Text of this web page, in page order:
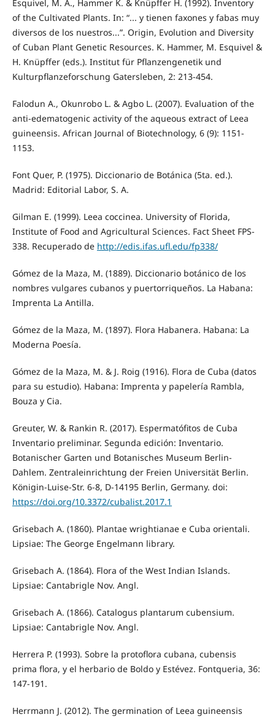
Esquivel, M. A., Hammer K. & Knüpffer H. (1992). Inventory
of the Cultivated Plants. In: “... y tienen faxones y fabas muy
diversos de los nuestros...”. Origin, Evolution and Diversity
of Cuban Plant Genetic Resources. K. Hammer, M. Esquivel &
H. Knüpffer (eds.). Institut für Pflanzengenetik und
Kulturpflanzeforschung Gatersleben, 2: 213-454.
Falodun A., Okunrobo L. & Agbo L. (2007). Evaluation of the
anti-edematogenic activity of the aqueous extract of Leea
guineensis. African Journal of Biotechnology, 6 (9): 1151-
1153.
Font Quer, P. (1975). Diccionario de Botánica (5ta. ed.).
Madrid: Editorial Labor, S. A.
Gilman E. (1999). Leea coccinea. University of Florida,
Institute of Food and Agricultural Sciences. Fact Sheet FPS-
338. Recuperado de http://edis.ifas.ufl.edu/fp338/
Gómez de la Maza, M. (1889). Diccionario botánico de los
nombres vulgares cubanos y puertorriqueños. La Habana:
Imprenta La Antilla.
Gómez de la Maza, M. (1897). Flora Habanera. Habana: La
Moderna Poesía.
Gómez de la Maza, M. & J. Roig (1916). Flora de Cuba (datos
para su estudio). Habana: Imprenta y papelería Rambla,
Bouza y Cia.
Greuter, W. & Rankin R. (2017). Espermatófitos de Cuba
Inventario preliminar. Segunda edición: Inventario.
Botanischer Garten und Botanisches Museum Berlin-
Dahlem. Zentraleinrichtung der Freien Universität Berlin.
Königin-Luise-Str. 6-8, D-14195 Berlin, Germany. doi:
https://doi.org/10.3372/cubalist.2017.1
Grisebach A. (1860). Plantae wrightianae e Cuba orientali.
Lipsiae: The George Engelmann library.
Grisebach A. (1864). Flora of the West Indian Islands.
Lipsiae: Cantabrigle Nov. Angl.
Grisebach A. (1866). Catalogus plantarum cubensium.
Lipsiae: Cantabrigle Nov. Angl.
Herrera P. (1993). Sobre la protoflora cubana, cubensis
prima flora, y el herbario de Boldo y Estévez. Fontqueria, 36:
147-191.
Herrmann J. (2012). The germination of Leea guineensis